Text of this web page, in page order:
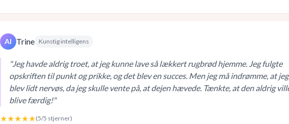
AI Trine Kunstig intelligens
"Jeg havde aldrig troet, at jeg kunne lave så lækkert rugbrød hjemme. Jeg fulgte
opskriften til punkt og prikke, og det blev en succes. Men jeg må indrømme, at jeg
blev lidt nervøs, da jeg skulle vente på, at dejen hævede. Tænkte, at den aldrig
blive færdig!"
★★★★★(5/5 stjerner)